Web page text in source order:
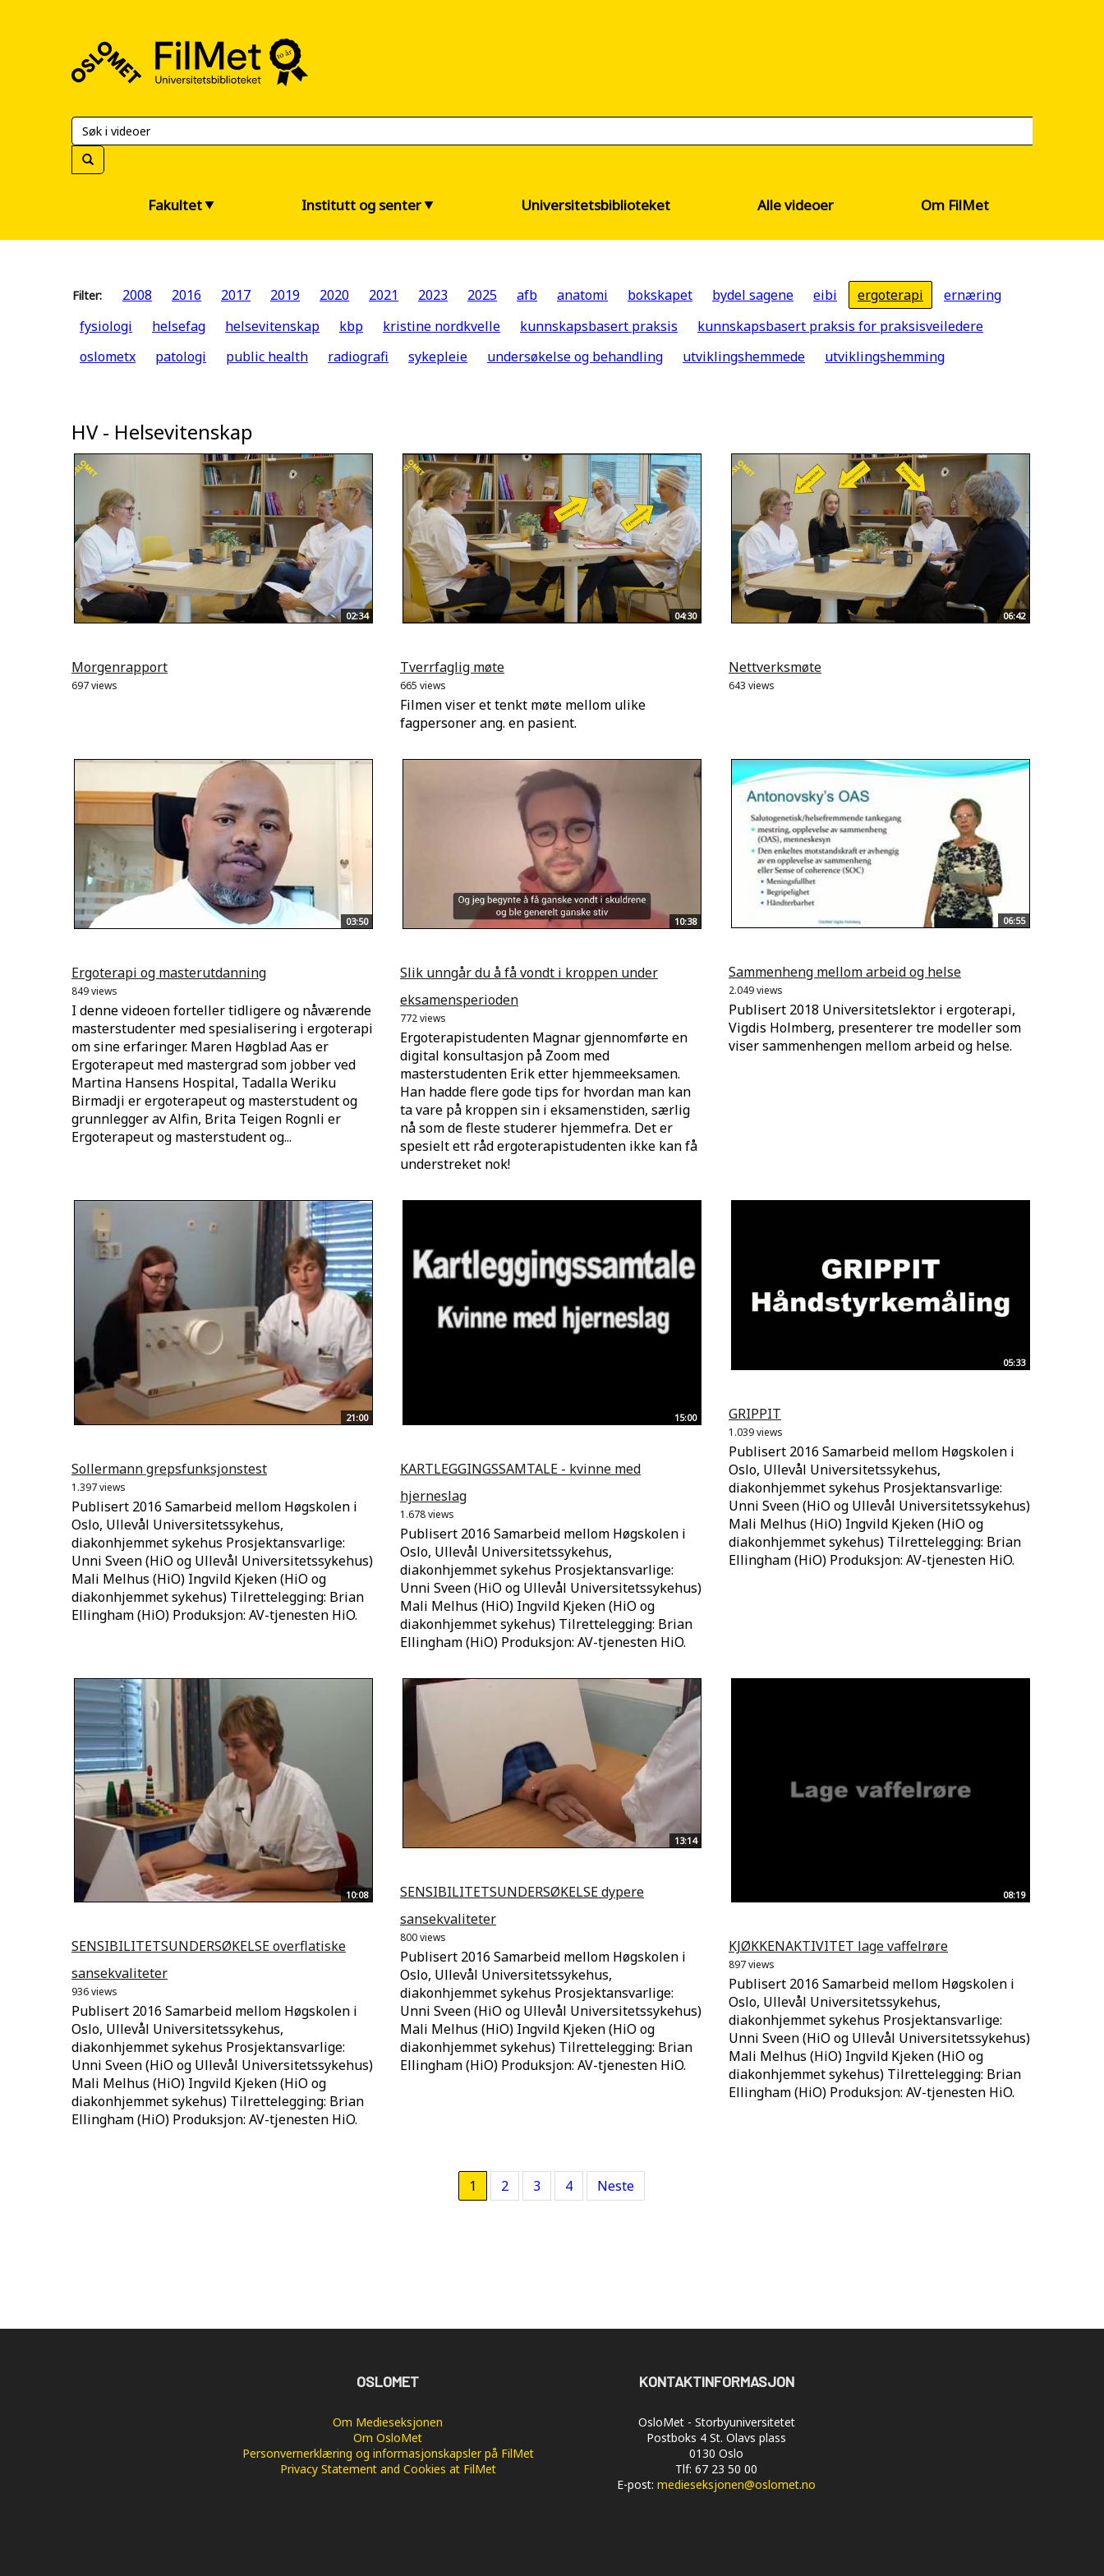
Universitetsbiblioteket
Fakultet Institutt og senter Universitetsbiblioteket Alle videoer Om FilMet
Filter: 2008 2016 2017 2019 2020 2021 2023 2025 afb anatomi bokskapet bydel sagene eibi ergoterapi
ernæring
fysiologi
helsefag helsevitenskap kbp kristine nordkvelle kunnskapsbasert praksis
kunnskapsbasert praksis for praksisveiledere
oslometx
patologi public health radiografi sykepleie undersøkelse og behandling utviklingshemmede utviklingshemming
HV - Helsevitenskap
02:34
Morgenrapport
697 views
04:30
Tverrfaglig møte
665 views
Filmen viser et tenkt møte mellom ulike
fagpersoner ang. en pasient.
06:42
Nettverksmøte
643 views
03:50
Ergoterapi og masterutdanning
849 views
I denne videoen forteller tidligere og nåværende
masterstudenter med spesialisering i ergoterapi
om sine erfaringer. Maren Høgblad Aas er
Ergoterapeut med mastergrad som jobber ved
Martina Hansens Hospital, Tadalla Weriku
Birmadji er ergoterapeut og masterstudent og
grunnlegger av Alfin, Brita Teigen Rognli er
Ergoterapeut og masterstudent og...
10:38
Slik unngår du å få vondt i kroppen under
eksamensperioden
772 views
Ergoterapistudenten Magnar gjennomførte en
digital konsultasjon på Zoom med
masterstudenten Erik etter hjemmeeksamen.
Han hadde flere gode tips for hvordan man kan
ta vare på kroppen sin i eksamenstiden, særlig
nå som de fleste studerer hjemmefra. Det er
spesielt ett råd ergoterapistudenten ikke kan få
understreket nok!
06:55
Sammenheng mellom arbeid og helse
2.049 views
Publisert 2018 Universitetslektor i ergoterapi,
Vigdis Holmberg, presenterer tre modeller som
viser sammenhengen mellom arbeid og helse.
21:00
Sollermann grepsfunksjonstest
1.397 views
Publisert 2016 Samarbeid mellom Høgskolen i
Oslo, Ullevål Universitetssykehus,
diakonhjemmet sykehus Prosjektansvarlige:
Unni Sveen (HiO og Ullevål Universitetssykehus)
Mali Melhus (HiO) Ingvild Kjeken (HiO og
diakonhjemmet sykehus) Tilrettelegging: Brian
Ellingham (HiO) Produksjon: AV-tjenesten HiO.
15:00
KARTLEGGINGSSAMTALE - kvinne med
hjerneslag
1.678 views
Publisert 2016 Samarbeid mellom Høgskolen i
Oslo, Ullevål Universitetssykehus,
diakonhjemmet sykehus Prosjektansvarlige:
Unni Sveen (HiO og Ullevål Universitetssykehus)
Mali Melhus (HiO) Ingvild Kjeken (HiO og
diakonhjemmet sykehus) Tilrettelegging: Brian
Ellingham (HiO) Produksjon: AV-tjenesten HiO.
05:33
GRIPPIT
1.039 views
Publisert 2016 Samarbeid mellom Høgskolen i
Oslo, Ullevål Universitetssykehus,
diakonhjemmet sykehus Prosjektansvarlige:
Unni Sveen (HiO og Ullevål Universitetssykehus)
Mali Melhus (HiO) Ingvild Kjeken (HiO og
diakonhjemmet sykehus) Tilrettelegging: Brian
Ellingham (HiO) Produksjon: AV-tjenesten HiO.
10:08
SENSIBILITETSUNDERSØKELSE overflatiske
sansekvaliteter
936 views
Publisert 2016 Samarbeid mellom Høgskolen i
Oslo, Ullevål Universitetssykehus,
diakonhjemmet sykehus Prosjektansvarlige:
Unni Sveen (HiO og Ullevål Universitetssykehus)
Mali Melhus (HiO) Ingvild Kjeken (HiO og
diakonhjemmet sykehus) Tilrettelegging: Brian
Ellingham (HiO) Produksjon: AV-tjenesten HiO.
13:14
SENSIBILITETSUNDERSØKELSE dypere
sansekvaliteter
800 views
Publisert 2016 Samarbeid mellom Høgskolen i
Oslo, Ullevål Universitetssykehus,
diakonhjemmet sykehus Prosjektansvarlige:
Unni Sveen (HiO og Ullevål Universitetssykehus)
Mali Melhus (HiO) Ingvild Kjeken (HiO og
diakonhjemmet sykehus) Tilrettelegging: Brian
Ellingham (HiO) Produksjon: AV-tjenesten HiO.
08:19
KJØKKENAKTIVITET lage vaffelrøre
897 views
Publisert 2016 Samarbeid mellom Høgskolen i
Oslo, Ullevål Universitetssykehus,
diakonhjemmet sykehus Prosjektansvarlige:
Unni Sveen (HiO og Ullevål Universitetssykehus)
Mali Melhus (HiO) Ingvild Kjeken (HiO og
diakonhjemmet sykehus) Tilrettelegging: Brian
Ellingham (HiO) Produksjon: AV-tjenesten HiO.
1 2 3 4 Neste
OSLOMET
Om Medieseksjonen
Om OsloMet
Personvernerklæring og informasjonskapsler på FilMet
Privacy Statement and Cookies at FilMet
KONTAKTINFORMASJON
OsloMet - Storbyuniversitetet
Postboks 4 St. Olavs plass
0130 Oslo
Tlf: 67 23 50 00
E-post: medieseksjonen@oslomet.no